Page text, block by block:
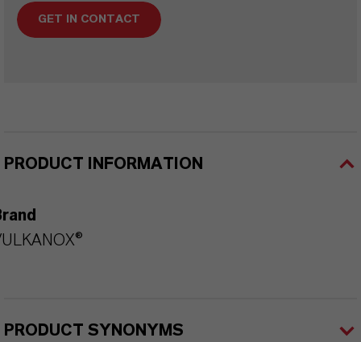
GET IN CONTACT
PRODUCT INFORMATION
PRODUCT SYNONYMS